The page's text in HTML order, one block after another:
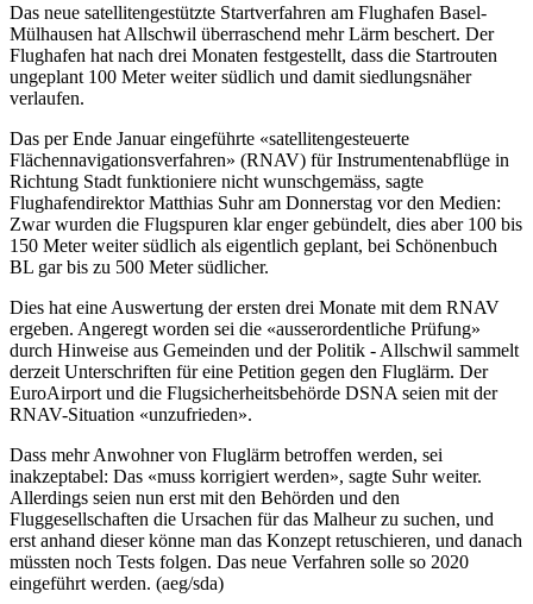
Das neue satellitengestützte Startverfahren am Flughafen Basel-
Mülhausen hat Allschwil überraschend mehr Lärm beschert. Der
Flughafen hat nach drei Monaten festgestellt, dass die Startrouten
ungeplant 100 Meter weiter südlich und damit siedlungsnäher
verlaufen.
Das per Ende Januar eingeführte «satellitengesteuerte
Flächennavigationsverfahren» (RNAV) für Instrumentenabflüge in
Richtung Stadt funktioniere nicht wunschgemäss, sagte
Flughafendirektor Matthias Suhr am Donnerstag vor den Medien:
Zwar wurden die Flugspuren klar enger gebündelt, dies aber 100 bis
150 Meter weiter südlich als eigentlich geplant, bei Schönenbuch
BL gar bis zu 500 Meter südlicher.
Dies hat eine Auswertung der ersten drei Monate mit dem RNAV
ergeben. Angeregt worden sei die «ausserordentliche Prüfung»
durch Hinweise aus Gemeinden und der Politik - Allschwil sammelt
derzeit Unterschriften für eine Petition gegen den Fluglärm. Der
EuroAirport und die Flugsicherheitsbehörde DSNA seien mit der
RNAV-Situation «unzufrieden».
Dass mehr Anwohner von Fluglärm betroffen werden, sei
inakzeptabel: Das «muss korrigiert werden», sagte Suhr weiter.
Allerdings seien nun erst mit den Behörden und den
Fluggesellschaften die Ursachen für das Malheur zu suchen, und
erst anhand dieser könne man das Konzept retuschieren, und danach
müssten noch Tests folgen. Das neue Verfahren solle so 2020
eingeführt werden. (aeg/sda)